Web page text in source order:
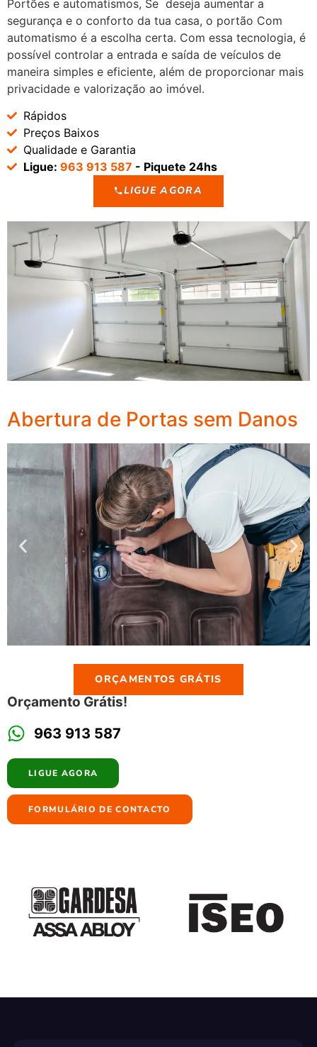
Portões e automatismos, Se deseja aumentar a
segurança e o conforto da tua casa, o portão Com
automatismo é a escolha certa. Com essa tecnologia, é
possível controlar a entrada e saída de veículos de
maneira simples e eficiente, além de proporcionar mais
privacidade e valorização ao imóvel.
Rápidos
Preços Baixos
Qualidade e Garantia
Ligue: 963 913 587 - Piquete 24hs
LIGUE AGORA
Abertura de Portas sem Danos
ORÇAMENTOS GRÁTIS
Orçamento Grátis!
963 913 587
LIGUE AGORA
FORMULÁRIO DE CONTACTO